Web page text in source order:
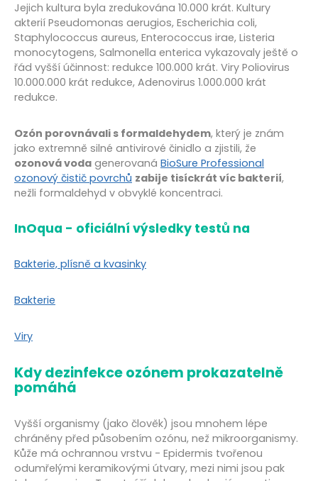
Jejich kultura byla zredukována 10.000 krát. Kultury
akterií Pseudomonas aerugios, Escherichia coli,
Staphylococcus aureus, Enterococcus irae, Listeria
monocytogens, Salmonella enterica vykazovaly ještě o
řád vyšší účinnost: redukce 100.000 krát. Viry Poliovirus
10.000.000 krát redukce, Adenovirus 1.000.000 krát
redukce.
Ozón porovnávali s formaldehydem, který je znám
jako extremně silné antivirové činidlo a zjistili, že
ozonová voda generovaná BioSure Professional
ozonový čistič povrchů zabije tisíckrát víc bakterií,
nežli formaldehyd v obvyklé koncentraci.
InOqua - oficiální výsledky testů na
Bakterie, plísně a kvasinky
Bakterie
Viry
Kdy dezinfekce ozónem prokazatelně
pomáhá
Vyšší organismy (jako člověk) jsou mnohem lépe
chráněny před působením ozónu, než mikroorganismy.
Kůže má ochrannou vrstvu - Epidermis tvořenou
odumřelými keramikovými útvary, mezi nimi jsou pak